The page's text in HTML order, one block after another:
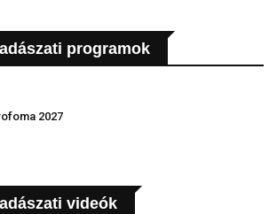
programok
2027
videók